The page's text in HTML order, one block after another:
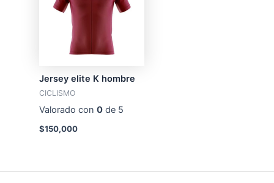
Jersey elite K hombre
CICLISMO
Valorado con 0de 5
$150,000